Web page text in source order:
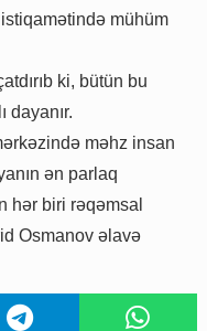
mühüm
ki, bütün bu
dayanır.
məhz insan
ən parlaq
hər biri rəqəmsal
Osmanov əlavə